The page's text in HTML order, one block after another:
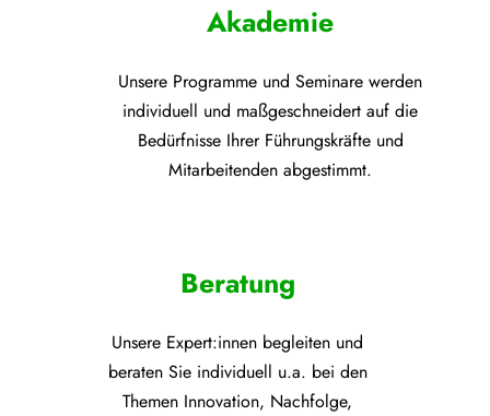
Akademie
Unsere Programme und Seminare werden
individuell und maßgeschneidert auf die
Bedürfnisse Ihrer Führungskräfte und
Mitarbeitenden abgestimmt.
Beratung
Unsere Expert:innen begleiten und
beraten Sie individuell u.a. bei den
Themen Innovation, Nachfolge,